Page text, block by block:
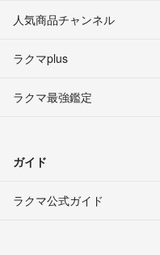
人気商品チャンネル
ラクマplus
ラクマ最強鑑定
ガイド
ラクマ公式ガイド